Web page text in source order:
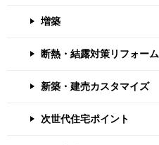
増築
断熱・結露対策リフォーム
新築・建売カスタマイズ
次世代住宅ポイント